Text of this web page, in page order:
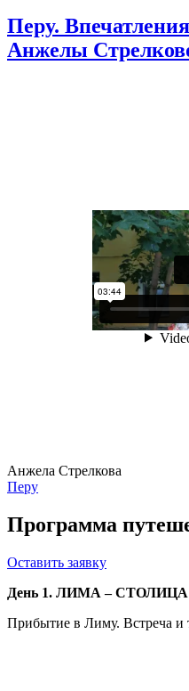
Перу.
Анжелы
Анжела Стрелкова
Перу
Программа
Оставить заявку
День 1. ЛИМА –
Прибытие в Лиму. Встреча и